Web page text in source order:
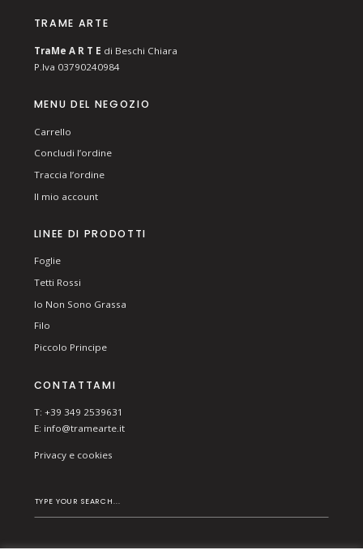
TRAME ARTE
TraMe A R T E di Beschi Chiara
P.Iva 03790240984
MENU DEL NEGOZIO
Carrello
Concludi l’ordine
Traccia l’ordine
Il mio account
LINEE DI PRODOTTI
Foglie
Tetti Rossi
Io Non Sono Grassa
Filo
Piccolo Principe
CONTATTAMI
T: +39 349 2539631
E: info@tramearte.it
Privacy e cookies